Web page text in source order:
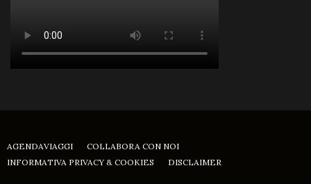
AGENDAVIAGGI
COLLABORA CON NOI
INFORMATIVA PRIVACY & COOKIES
DISCLAIMER